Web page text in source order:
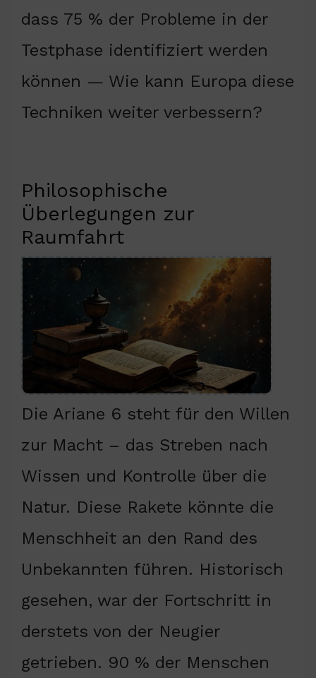
dass 75 % der Probleme in der
Testphase identifiziert werden
können — Wie kann Europa diese
Techniken weiter verbessern?
Philosophische
Überlegungen zur
Raumfahrt
Die Ariane 6 steht für den Willen
zur Macht – das Streben nach
Wissen und Kontrolle über die
Natur. Diese Rakete könnte die
Menschheit an den Rand des
Unbekannten führen. Historisch
gesehen, war der Fortschritt in
derstets von der Neugier
getrieben. 90 % der Menschen